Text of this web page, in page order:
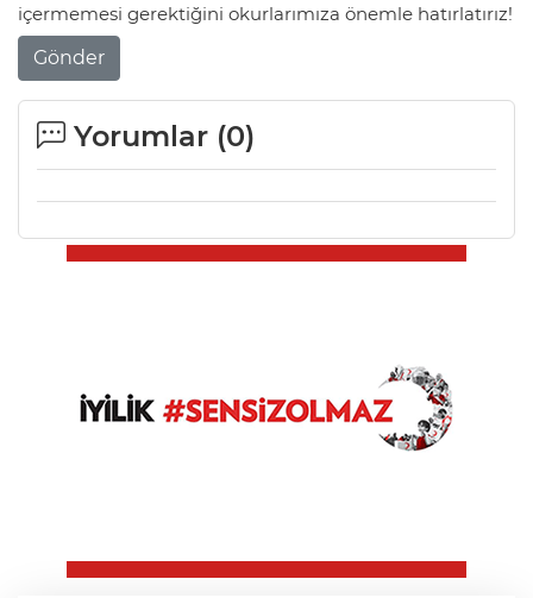
içermemesi gerektiğini okurlarımıza önemle hatırlatırız!
Gönder
Yorumlar (0)